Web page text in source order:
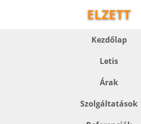
ELZETT
Kezdőlap
Letis
Árak
Szolgáltatások